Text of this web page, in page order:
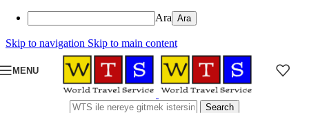
Ara
Skip to navigation Skip to main content
MENU
Search